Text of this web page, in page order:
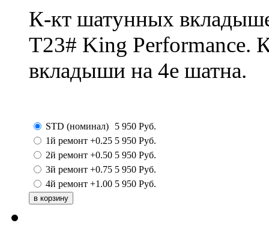
К-кт шатунных
T23# King Performance.
вкладыши на 4е шатна.
STD (номинал) 5 950 Руб.
1й ремонт +0.25 5 950 Руб.
2й ремонт +0.50 5 950 Руб.
3й ремонт +0.75 5 950 Руб.
4й ремонт +1.00 5 950 Руб.